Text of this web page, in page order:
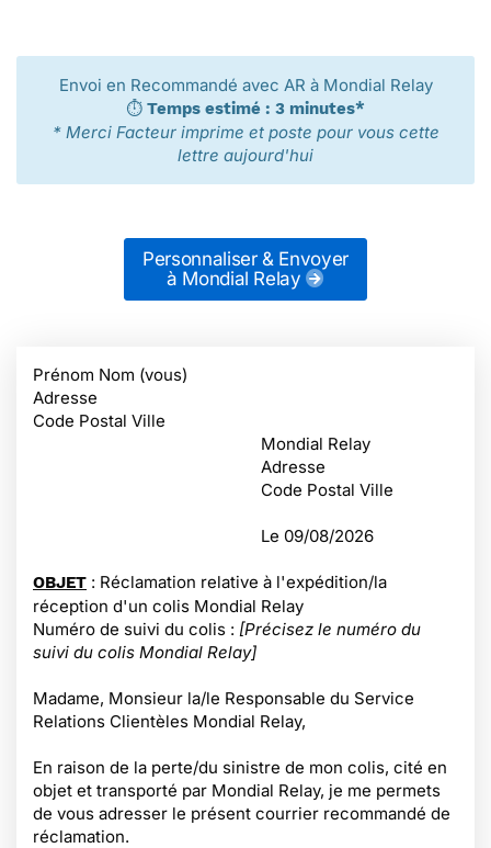
Envoi en Recommandé avec AR à Mondial Relay
⏱️ Temps estimé : 3 minutes*
* Merci Facteur imprime et poste pour vous cette
lettre aujourd'hui
Personnaliser & Envoyer
à Mondial Relay
Prénom Nom (vous)
Adresse
Code Postal Ville
Mondial Relay
Adresse
Code Postal Ville
Le 09/08/2026
OBJET : Réclamation relative à l'expédition/la
réception d'un colis Mondial Relay
Numéro de suivi du colis : [Précisez le numéro du
suivi du colis Mondial Relay]
Madame, Monsieur la/le Responsable du Service
Relations Clientèles Mondial Relay,
En raison de la perte/du sinistre de mon colis, cité en
objet et transporté par Mondial Relay, je me permets
de vous adresser le présent courrier recommandé de
réclamation.